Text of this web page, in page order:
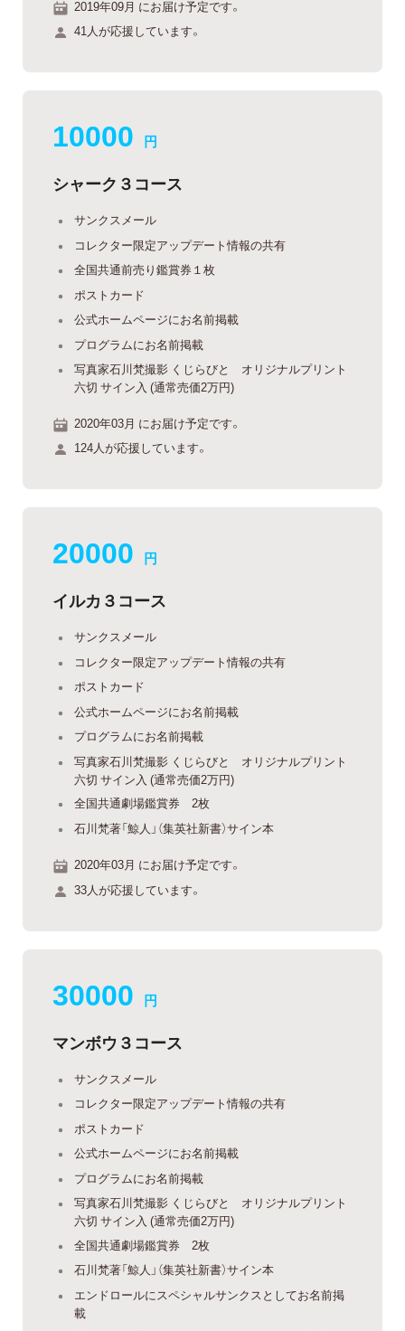
2019年09月 にお届け予定です。
41人が応援しています。
10000 円
シャーク３コース
サンクスメール
コレクター限定アップデート情報の共有
全国共通前売り鑑賞券１枚
ポストカード
公式ホームページにお名前掲載
プログラムにお名前掲載
写真家石川梵撮影 くじらびと オリジナルプリント
六切 サイン入 (通常売価2万円)
2020年03月 にお届け予定です。
124人が応援しています。
20000 円
イルカ３コース
サンクスメール
コレクター限定アップデート情報の共有
ポストカード
公式ホームページにお名前掲載
プログラムにお名前掲載
写真家石川梵撮影 くじらびと オリジナルプリント
六切 サイン入 (通常売価2万円)
全国共通劇場鑑賞券 2枚
石川梵著「鯨人」（集英社新書）サイン本
2020年03月 にお届け予定です。
33人が応援しています。
30000 円
マンボウ３コース
サンクスメール
コレクター限定アップデート情報の共有
ポストカード
公式ホームページにお名前掲載
プログラムにお名前掲載
写真家石川梵撮影 くじらびと オリジナルプリント
六切 サイン入 (通常売価2万円)
全国共通劇場鑑賞券 2枚
石川梵著「鯨人」（集英社新書）サイン本
エンドロールにスペシャルサンクスとしてお名前掲
載